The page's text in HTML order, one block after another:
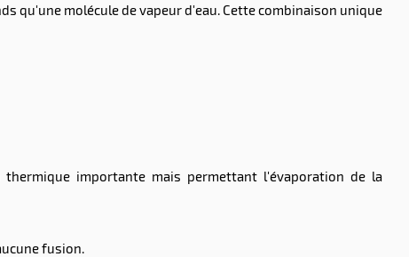
qu'une molécule de vapeur d'eau. Cette combinaison unique
importante mais permettant l'évaporation de la
fusion.